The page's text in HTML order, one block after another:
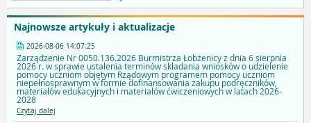
Najnowsze artykuły i aktualizacje
2026-08-06 14:07:25
Zarządzenie Nr 0050.136.2026 Burmistrza Łobżenicy z dnia 6 sierpnia
2026 r. w sprawie ustalenia terminów składania wniosków o udzielenie
pomocy uczniom objętym Rządowym programem pomocy uczniom
niepełnosprawnym w formie dofinansowania zakupu podręczników,
materiałów edukacyjnych i materiałów ćwiczeniowych w latach 2026-
2028
Czytaj dalej